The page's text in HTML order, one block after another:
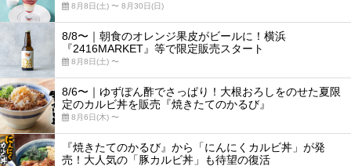
8月8日(土) 〜 8月30日(日)
8/8〜｜朝食のオレンジ果皮がビールに！横浜
『2416MARKET』等で限定販売スタート
8月8日(土) 〜
8/6〜｜ゆずぽん酢でさっぱり！大根おろしをのせた夏限
定のカルビ丼を販売『焼きたてのかるび』
8月6日(木) 〜
『焼きたてのかるび』から「にんにくカルビ丼」が発
売！大人気の「豚カルビ丼」も待望の復活